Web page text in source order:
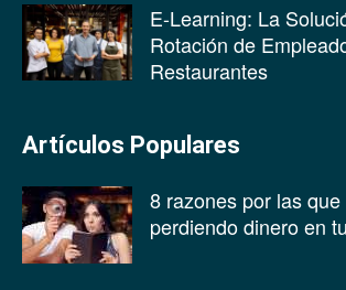
E-Learning: La
Rotación de
Restaurantes
Artículos Populares
8 razones por las
perdiendo dinero en